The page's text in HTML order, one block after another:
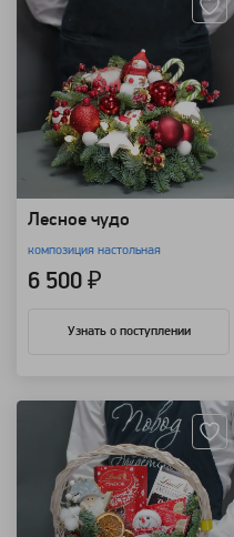
Лесное чудо
композиция настольная
6 500 ₽
Узнать о поступлении